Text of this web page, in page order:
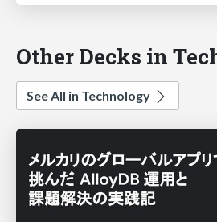
Other Decks in
See All in Technology